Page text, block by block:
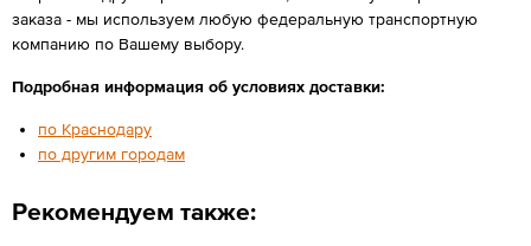
заказа - мы используем любую федеральную транспортную
компанию по Вашему выбору.
Подробная информация об условиях доставки:
по Краснодару
по другим городам
Рекомендуем также: